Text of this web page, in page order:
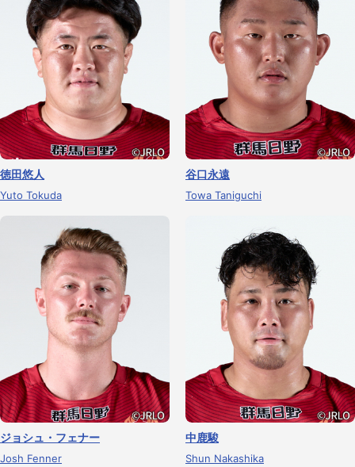
徳田悠人
Yuto Tokuda
谷口永遠
Towa Taniguchi
ジョシュ・フェナー
Josh Fenner
中鹿駿
Shun Nakashika